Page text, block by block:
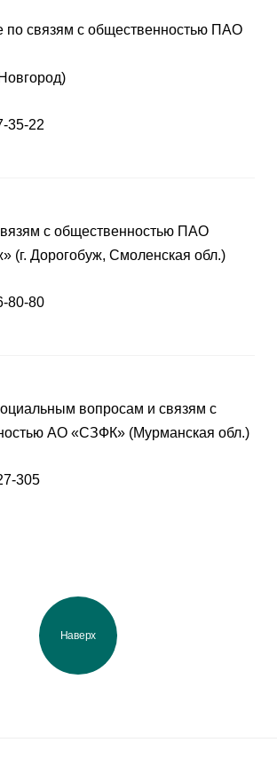
по связям с общественностью ПАО
35-22
с общественностью ПАО
(г. Дорогобуж, Смоленская обл.)
80-80
вопросам и связям с
АО «СЗФК» (Мурманская обл.)
305
Наверх